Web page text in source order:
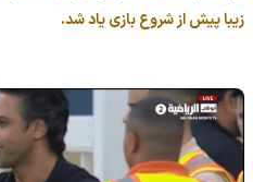
زیبا پیش از شروع بازی یاد شد.